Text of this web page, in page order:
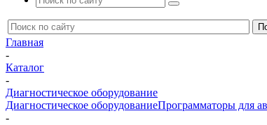
Главная
-
Каталог
-
Диагностическое оборудование
Диагностическое оборудованиеПрограмматоры для
-